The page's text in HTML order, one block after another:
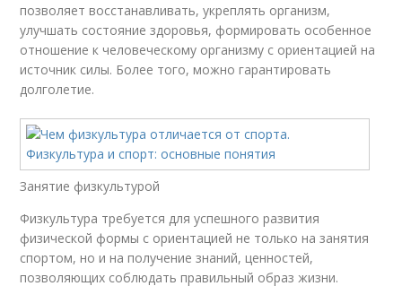
позволяет восстанавливать, укреплять организм,
улучшать состояние здоровья, формировать особенное
отношение к человеческому организму с ориентацией на
источник силы. Более того, можно гарантировать
долголетие.
Занятие физкультурой
Физкультура требуется для успешного развития
физической формы с ориентацией не только на занятия
спортом, но и на получение знаний, ценностей,
позволяющих соблюдать правильный образ жизни.